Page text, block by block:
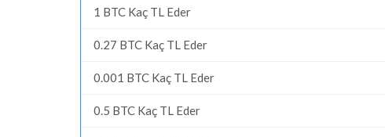
1 BTC Kaç TL Eder
0.27 BTC Kaç TL Eder
0.001 BTC Kaç TL Eder
0.5 BTC Kaç TL Eder